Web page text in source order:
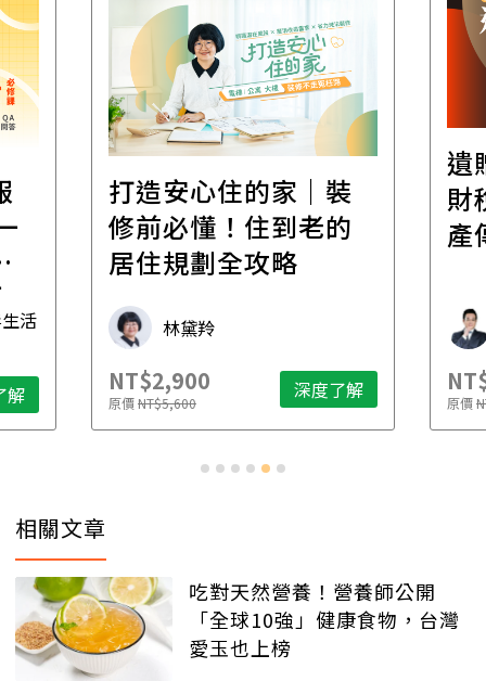
活
解
打造安心住的家｜裝
修前必懂！住到老的
居住規劃全攻略
林黛羚
NT$2,900
原價NT$5,600 深度了解
遺
財
產
原價
相關文章
吃對天然營養！營養師公開
「全球10強」健康食物，台灣
愛玉也上榜